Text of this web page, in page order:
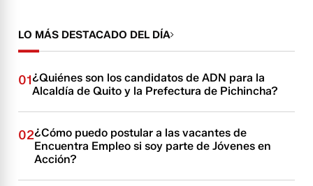
LO MÁS DESTACADO DEL DÍA
01¿Quiénes son los candidatos de ADN para la
Alcaldía de Quito y la Prefectura de Pichincha?
02¿Cómo puedo postular a las vacantes de
Encuentra Empleo si soy parte de Jóvenes en
Acción?